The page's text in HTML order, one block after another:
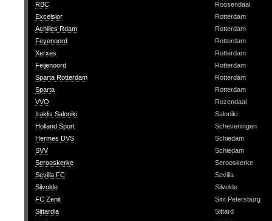
RBC
Roosendaal
Excelsior
Rotterdam
Achilles Rdam
Rotterdam
Feyenoord
Rotterdam
Xerxes
Rotterdam
Feijenoord
Rotterdam
Sparta Rotterdam
Rotterdam
Sparta
Rotterdam
VVO
Rozendaal
Iraklis Saloniki
Saloniki
Holland Sport
Scheveningen
Hermes DVS
Schiedam
SVV
Schiedam
Serooskerke
Serooskerke
Sevilla FC
Sevilla
Silvolde
Silvolde
FC Zenit
Sint Petersburg
Sittardia
Sittard